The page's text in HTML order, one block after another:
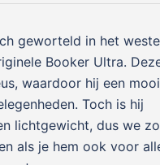
geworteld in het
Booker Ultra.
waardoor hij een
Toch is hij
lichtgewicht, dus we
als je hem ook voor